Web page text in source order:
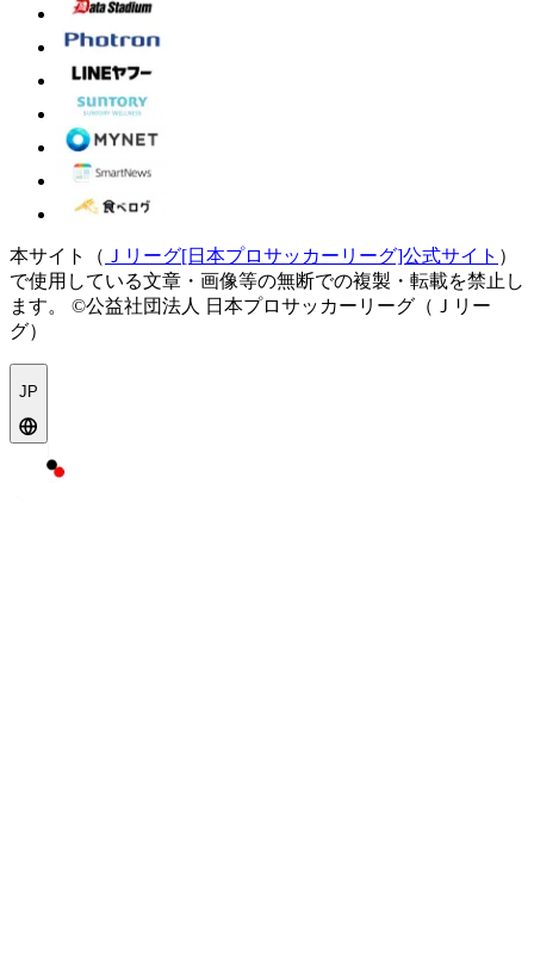
本サイト（ Ｊリーグ[日本プロサッカーリーグ]公式サイト ）
で使用している文章・画像等の無断での複製・転載を禁止し
ます。
©公益社団法人 日本プロサッカーリーグ（Ｊリー
グ）
JP